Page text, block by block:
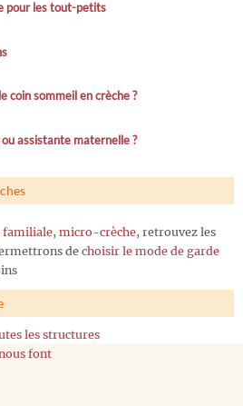
pour les tout-petits
coin sommeil en crèche ?
assistante maternelle ?
familiale, micro-crèche, retrouvez les
de choisir le mode de garde
les structures
font